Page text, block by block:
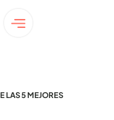
LAS 5 MEJORES